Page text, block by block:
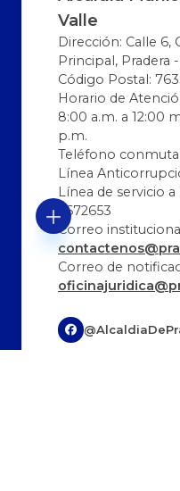
Valle
Dirección: Calle 6,
Principal, Pradera
Código Postal:
Horario de
8:00 a.m. a 12:00
p.m.
Teléfono
Línea
Línea de servicio a
2672653
Correo
Correo de